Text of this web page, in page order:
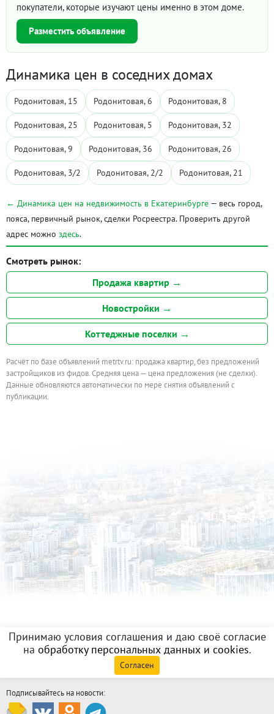
покупатели, которые изучают цены именно в этом доме.
Разместить объявление
Динамика цен в соседних домах
Родонитовая, 15 Родонитовая, 6 Родонитовая, 8
Родонитовая, 25 Родонитовая, 5 Родонитовая, 32
Родонитовая, 9 Родонитовая, 36 Родонитовая, 26
Родонитовая, 3/2 Родонитовая, 2/2 Родонитовая, 21
← Динамика цен на недвижимость в Екатеринбурге — весь город,
пояса, первичный рынок, сделки Росреестра. Проверить другой
адрес можно здесь.
Смотреть рынок:
Продажа квартир →
Новостройки →
Коттеджные поселки →
Расчёт по базе объявлений metrtv.ru: продажа квартир, без предложений
застройщиков из фидов. Средняя цена — цена предложения (не сделки).
Данные обновляются автоматически по мере снятия объявлений с
публикации.
Принимаю условия соглашения и даю своё согласие
на обработку персональных данных и cookies.
Согласен
Подписывайтесь на новости: